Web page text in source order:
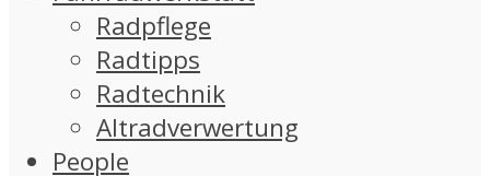
Radpflege
Radtipps
Radtechnik
Altradverwertung
People